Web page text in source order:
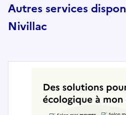
Autres services
Nivillac